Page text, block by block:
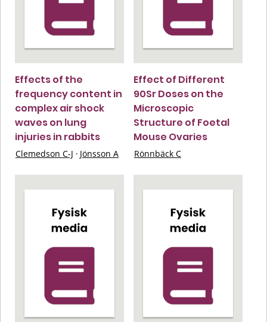
Effects of the
frequency content in
complex air shock
waves on lung
injuries in rabbits
Clemedson C-J · Jönsson A
Effect of Different
90Sr Doses on the
Microscopic
Structure of Foetal
Mouse Ovaries
Rönnbäck C